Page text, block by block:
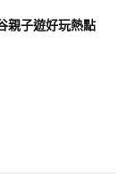
親子遊好玩熱點